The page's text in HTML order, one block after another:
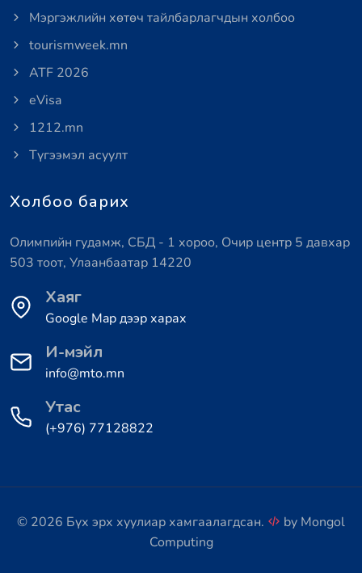
Мэргэжлийн хөтөч тайлбарлагчдын холбоо
tourismweek.mn
ATF 2026
eVisa
1212.mn
Түгээмэл асуулт
Холбоо барих
Олимпийн гудамж, СБД - 1 хороо, Очир центр 5 давхар
503 тоот, Улаанбаатар 14220
Хаяг
Google Map дээр харах
И-мэйл
info@mto.mn
Утас
(+976) 77128822
© 2026 Бүх эрх хуулиар хамгаалагдсан. by Mongol
Computing